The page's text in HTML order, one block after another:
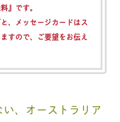
』 です。
、メッセージカードはス
すので、ご要望をお伝え
、オーストラリア